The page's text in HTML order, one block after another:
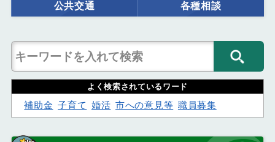
公共交通 各種相談
よく検索されているワード
補助金 子育て 婚活 市への意見等 職員募集